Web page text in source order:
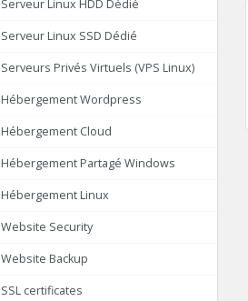
Serveur Linux HDD Dédié
Serveur Linux SSD Dédié
Serveurs Privés Virtuels (VPS Linux)
Hébergement Wordpress
Hébergement Cloud
Hébergement Partagé Windows
Hébergement Linux
Website Security
Website Backup
SSL certificates